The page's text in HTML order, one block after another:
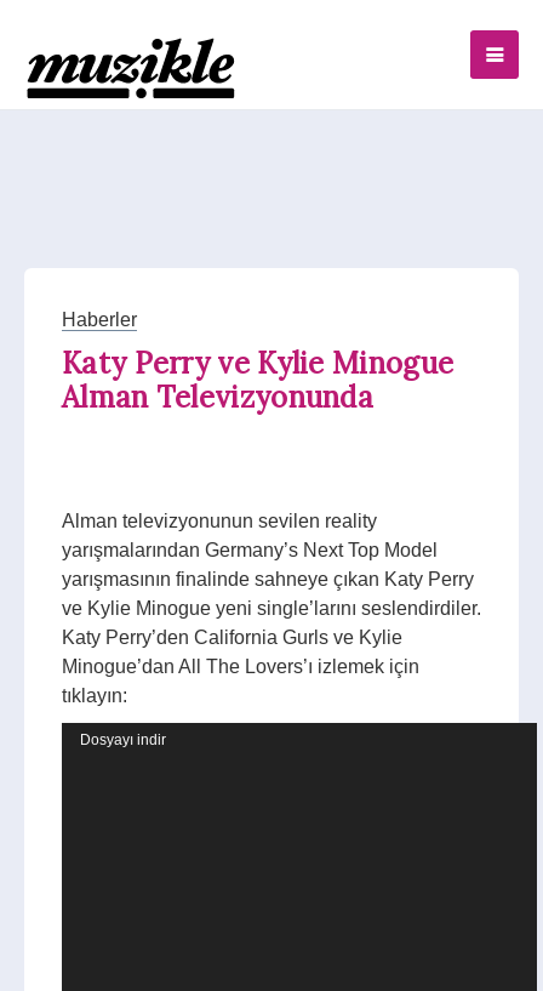
Haberler
Katy Perry ve Kylie Minogue
Alman Televizyonunda
Alman televizyonunun sevilen reality
yarışmalarından Germany’s Next Top Model
yarışmasının finalinde sahneye çıkan Katy Perry
ve Kylie Minogue yeni single’larını seslendirdiler.
Katy Perry’den California Gurls ve Kylie
Minogue’dan All The Lovers’ı izlemek için
tıklayın:
Video
Dosyayı indir